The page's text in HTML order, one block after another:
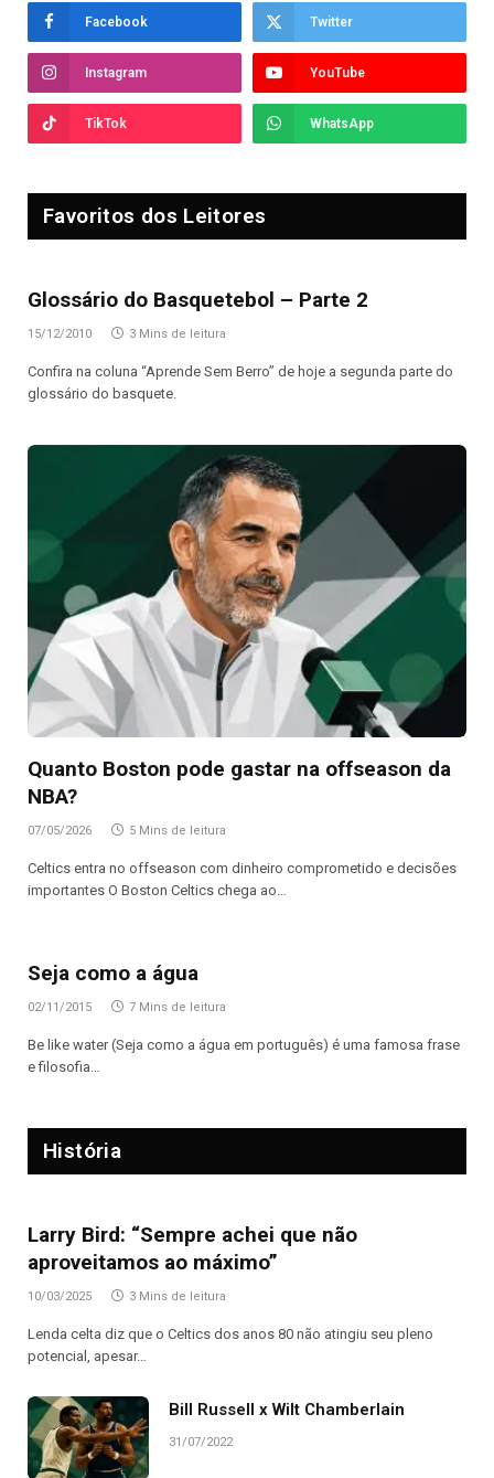
Facebook Twitter
Instagram YouTube
TikTok WhatsApp
Favoritos dos Leitores
Glossário do Basquetebol – Parte 2
15/12/2010 3 Mins de leitura
Confira na coluna “Aprende Sem Berro” de hoje a segunda parte do
glossário do basquete.
Quanto Boston pode gastar na offseason da
NBA?
07/05/2026 5 Mins de leitura
Celtics entra no offseason com dinheiro comprometido e decisões
importantes O Boston Celtics chega ao…
Seja como a água
02/11/2015 7 Mins de leitura
Be like water (Seja como a água em português) é uma famosa frase
e filosofia…
História
Larry Bird: “Sempre achei que não
aproveitamos ao máximo”
10/03/2025 3 Mins de leitura
Lenda celta diz que o Celtics dos anos 80 não atingiu seu pleno
potencial, apesar…
Bill Russell x Wilt Chamberlain
31/07/2022